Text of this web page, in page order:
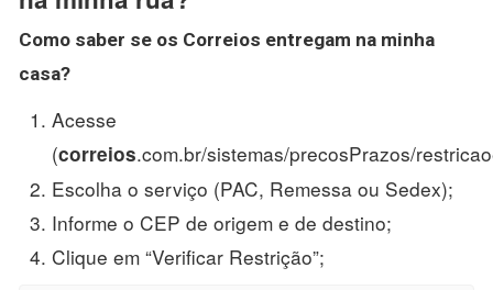
Como saber se os Correios entregam na minha
casa?
Acesse
(correios.com.br/sistemas/precosPrazos/
Escolha o serviço (PAC, Remessa ou Sedex);
Informe o CEP de origem e de destino;
Clique em “Verificar Restrição”;